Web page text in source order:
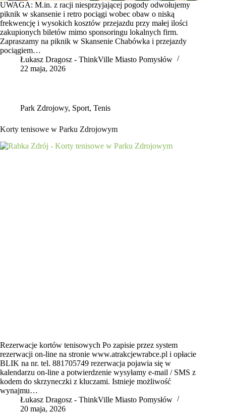
UWAGA: M.in. z racji niesprzyjającej pogody odwołujemy
piknik w skansenie i retro pociągi wobec obaw o niską
frekwencję i wysokich kosztów przejazdu przy małej ilości
zakupionych biletów mimo sponsoringu lokalnych firm.
Zapraszamy na piknik w Skansenie Chabówka i przejazdy
pociągiem…
Łukasz Dragosz - ThinkVille Miasto Pomysłów
22 maja, 2026
Park Zdrojowy, Sport, Tenis
Korty tenisowe w Parku Zdrojowym
Rezerwacje kortów tenisowych Po zapisie przez system
rezerwacji on-line na stronie www.atrakcjewrabce.pl i opłacie
BLIK na nr. tel. 881705749 rezerwacja pojawia się w
kalendarzu on-line a potwierdzenie wysyłamy e-mail / SMS z
kodem do skrzyneczki z kluczami. Istnieje możliwość
wynajmu…
Łukasz Dragosz - ThinkVille Miasto Pomysłów
20 maja, 2026